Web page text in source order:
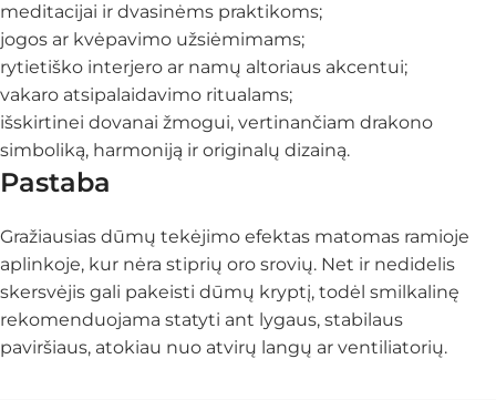
meditacijai ir dvasinėms praktikoms;
jogos ar kvėpavimo užsiėmimams;
rytietiško interjero ar namų altoriaus akcentui;
vakaro atsipalaidavimo ritualams;
išskirtinei dovanai žmogui, vertinančiam drakono
simboliką, harmoniją ir originalų dizainą.
Pastaba
Gražiausias dūmų tekėjimo efektas matomas ramioje
aplinkoje, kur nėra stiprių oro srovių. Net ir nedidelis
skersvėjis gali pakeisti dūmų kryptį, todėl smilkalinę
rekomenduojama statyti ant lygaus, stabilaus
paviršiaus, atokiau nuo atvirų langų ar ventiliatorių.